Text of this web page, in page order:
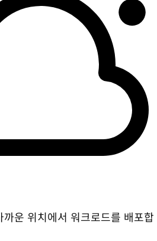
운 위치에서 워크로드를 배포합